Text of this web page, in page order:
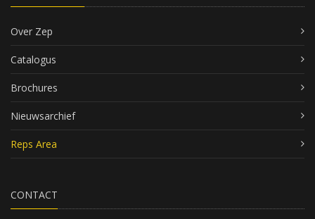
Over Zep
Catalogus
Brochures
Nieuwsarchief
Reps Area
CONTACT